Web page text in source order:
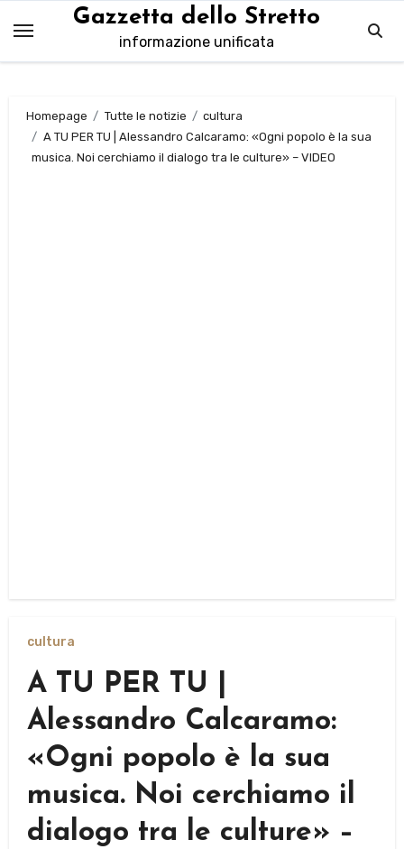
contenuto
Gazzetta dello Stretto
informazione unificata
Homepage Tutte le notizie
cultura
A TU PER TU | Alessandro Calcaramo: «Ogni popolo è la sua
musica. Noi cerchiamo il dialogo tra le culture» – VIDEO
cultura
A TU PER TU |
Alessandro Calcaramo:
«Ogni popolo è la sua
musica. Noi cerchiamo il
dialogo tra le culture» –